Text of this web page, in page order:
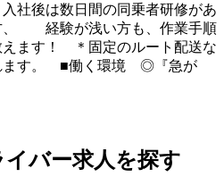
社後は数日間の同乗者研修があ
、 経験が浅い方も、作業手順
えます！ ＊固定のルート配送な
ます。 ■働く環境 ◎『急が
バー求人を探す